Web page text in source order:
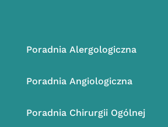
Poradnia Alergologiczna
Poradnia Angiologiczna
Poradnia Chirurgii Ogólnej